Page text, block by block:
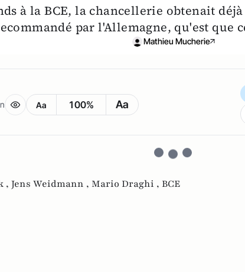
à la BCE, la chancellerie obtenait
par l'Allemagne, qu'est que
Mathieu Mucherie
Aa 100% Aa
, Jens Weidmann , Mario Draghi , BCE